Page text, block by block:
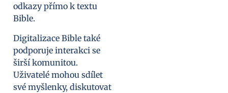
odkazy přímo k textu
Bible.
Digitalizace Bible také
podporuje interakci se
širší komunitou.
Uživatelé mohou sdílet
své myšlenky, diskutovat